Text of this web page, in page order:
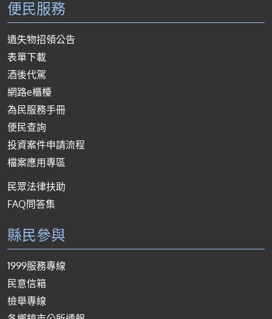
便民服務
遺失物招領公告
表單下載
酒後代駕
網路e櫃檯
為民服務手冊
便民查詢
投資案件申請流程
檔案應用專區
民眾法律扶助
FAQ問答集
縣民參與
1999服務專線
民意信箱
檢舉專線